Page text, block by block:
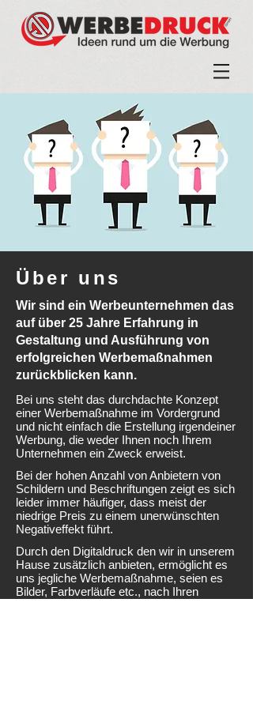
Über uns
Wir sind ein Werbeunternehmen das
auf über 25 Jahre Erfahrung in
Gestaltung und Ausführung von
erfolgreichen Werbemaßnahmen
zurückblicken kann.
Bei uns steht das durchdachte Konzept
einer Werbemaßnahme im Vordergrund
und nicht einfach die Erstellung irgendeiner
Werbung, die weder Ihnen noch Ihrem
Unternehmen ein Zweck erweist.
Bei der hohen Anzahl von Anbietern von
Schildern und Beschriftungen zeigt es sich
leider immer häufiger, dass meist der
niedrige Preis zu einem unerwünschten
Negativeffekt führt.
Durch den Digitaldruck den wir in unserem
Hause zusätzlich anbieten, ermöglicht es
uns jegliche Werbemaßnahme, seien es
Bilder, Farbverläufe etc., nach Ihren